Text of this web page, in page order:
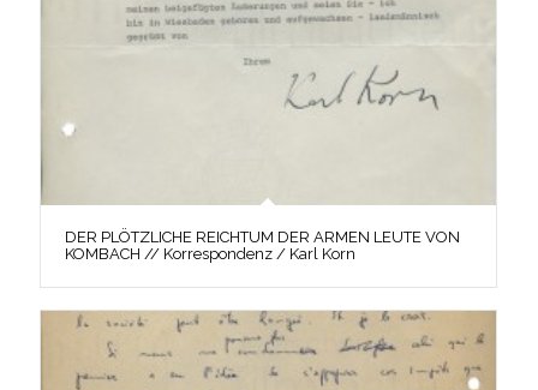
DER PLÖTZLICHE REICHTUM DER ARMEN LEUTE VON
KOMBACH // Korrespondenz / Karl Korn